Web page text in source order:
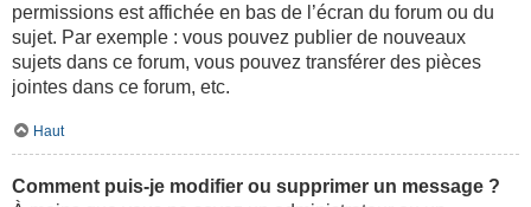
permissions est affichée en bas de l’écran du forum ou du
sujet. Par exemple : vous pouvez publier de nouveaux
sujets dans ce forum, vous pouvez transférer des pièces
jointes dans ce forum, etc.
Haut
Comment puis-je modifier ou supprimer un message ?